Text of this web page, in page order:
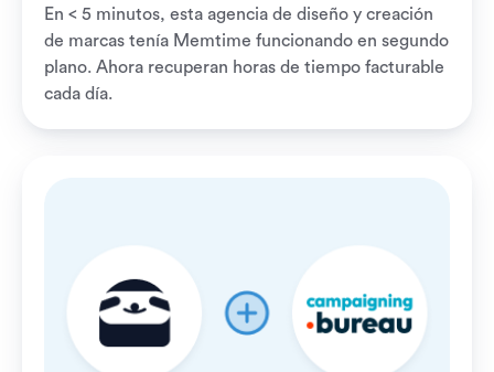
En < 5 minutos, esta agencia de diseño y creación
de marcas tenía Memtime funcionando en segundo
plano. Ahora recuperan horas de tiempo facturable
cada día.